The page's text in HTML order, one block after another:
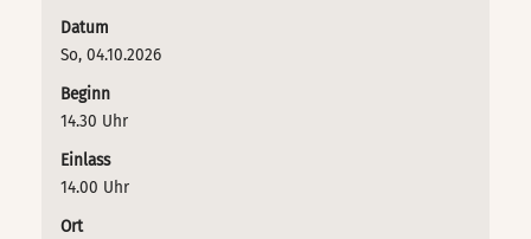
Datum
So, 04.10.2026
Beginn
14.30 Uhr
Einlass
14.00 Uhr
Ort